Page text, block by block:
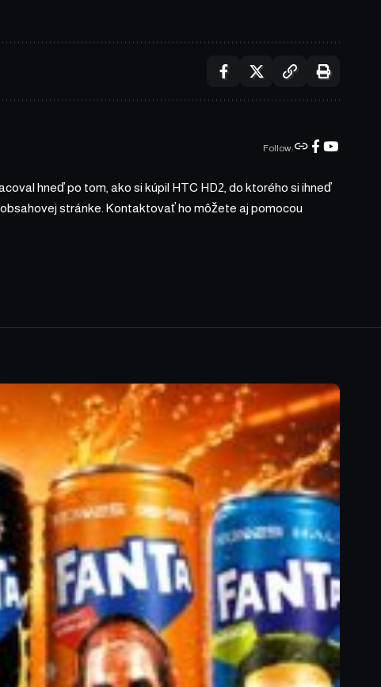
Follow:
hneď po tom, ako si kúpil HTC HD2, do ktorého si ihneď
stránke. Kontaktovať ho môžete aj pomocou